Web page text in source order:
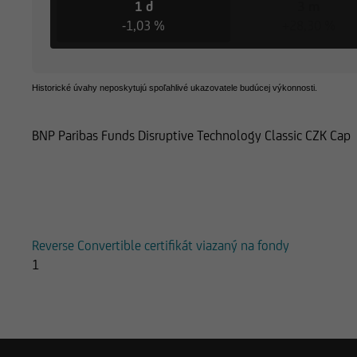
1 d
-1,03 %
Historické úvahy neposkytujú spoľahlivé ukazovatele budúcej výkonnosti.
BNP Paribas Funds Disruptive Technology Classic CZK Cap
Reverse Convertible certifikát viazaný na fondy
1